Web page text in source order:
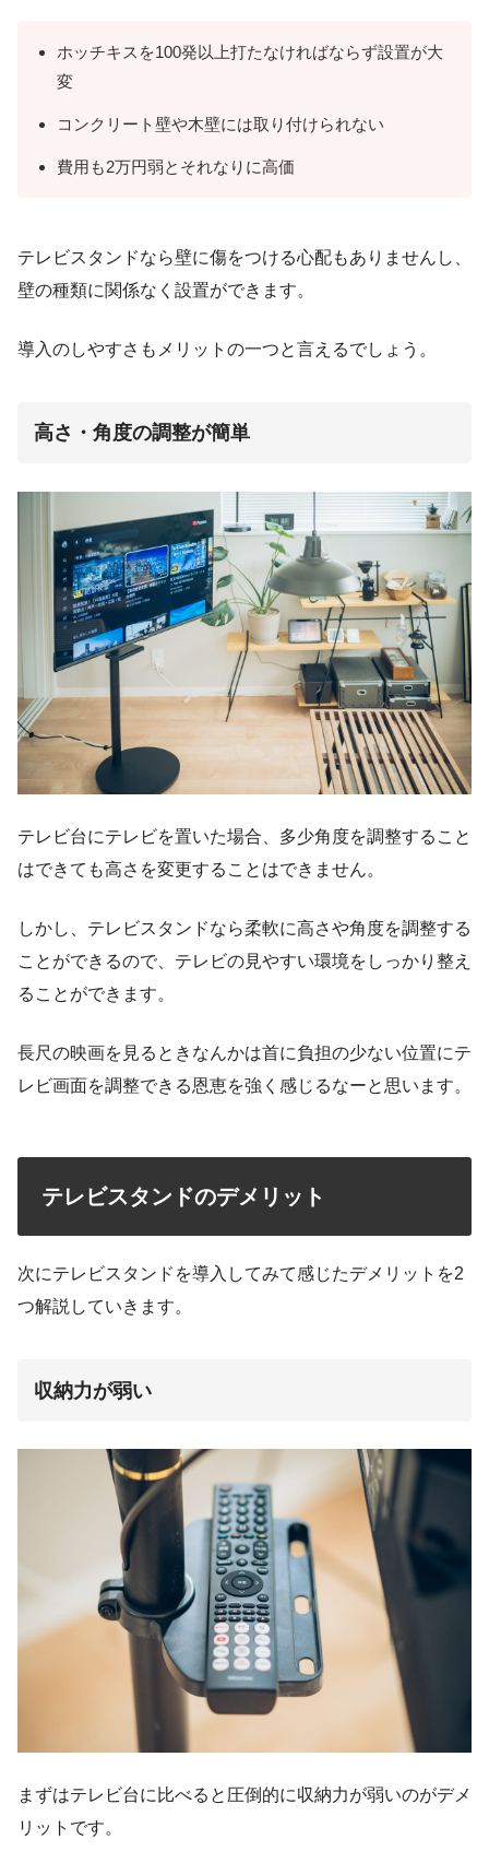
ホッチキスを100発以上打たなければならず設置が大
変
コンクリート壁や木壁には取り付けられない
費用も2万円弱とそれなりに高価
テレビスタンドなら壁に傷をつける心配もありませんし、
壁の種類に関係なく設置ができます。
導入のしやすさもメリットの一つと言えるでしょう。
高さ・角度の調整が簡単
テレビ台にテレビを置いた場合、多少角度を調整すること
はできても高さを変更することはできません。
しかし、テレビスタンドなら柔軟に高さや角度を調整する
ことができるので、テレビの見やすい環境をしっかり整え
ることができます。
長尺の映画を見るときなんかは首に負担の少ない位置にテ
レビ画面を調整できる恩恵を強く感じるなーと思います。
テレビスタンドのデメリット
次にテレビスタンドを導入してみて感じたデメリットを2
つ解説していきます。
収納力が弱い
まずはテレビ台に比べると圧倒的に収納力が弱いのがデメ
リットです。